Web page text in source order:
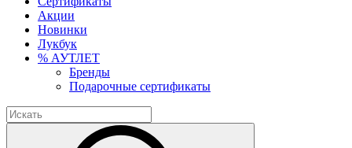
Акции
Новинки
Лукбук
% АУТЛЕТ
Бренды
Подарочные сертификаты